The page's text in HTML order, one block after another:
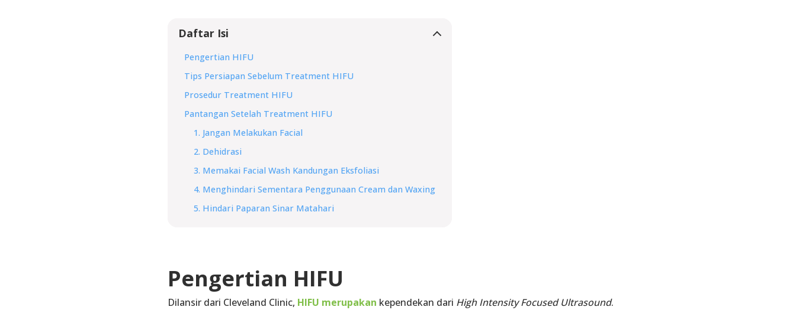
Daftar Isi
Pengertian HIFU
Tips Persiapan Sebelum Treatment HIFU
Prosedur Treatment HIFU
Pantangan Setelah Treatment HIFU
1. Jangan Melakukan Facial
2. Dehidrasi
3. Memakai Facial Wash Kandungan Eksfoliasi
4. Menghindari Sementara Penggunaan Cream dan Waxing
5. Hindari Paparan Sinar Matahari
Pengertian HIFU
Dilansir dari Cleveland Clinic, HIFU merupakan kependekan dari High Intensity Focused Ultrasound.